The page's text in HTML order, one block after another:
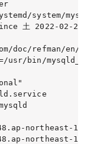
system/
土 2022-02-
doc/refman/en/
usr/bin/
northeast-
northeast-